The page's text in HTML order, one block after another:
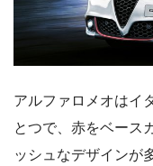
アルファロメオはイ
とつで、赤をベース
ッシュなデザインが